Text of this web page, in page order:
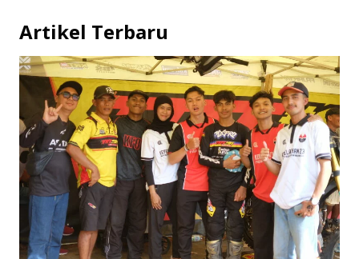
Artikel Terbaru